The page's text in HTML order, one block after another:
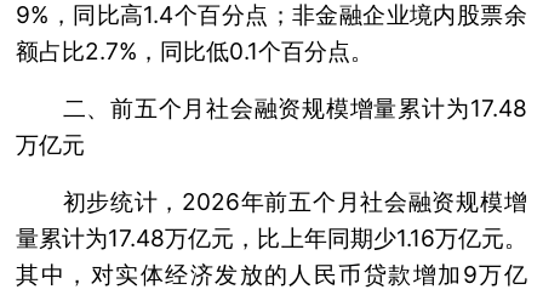
9%，同比高1.4个百分点；非金融企业境内股票余
额占比2.7%，同比低0.1个百分点。
二、前五个月社会融资规模增量累计为17.48
万亿元
初步统计，2026年前五个月社会融资规模增
量累计为17.48万亿元，比上年同期少1.16万亿元。
其中，对实体经济发放的人民币贷款增加9万亿